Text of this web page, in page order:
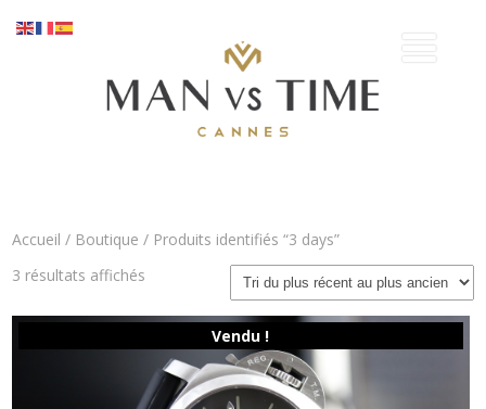
Accueil / Boutique / Produits identifiés “3 days”
3 résultats affichés
plus
au
plus
ancien
Vendu !